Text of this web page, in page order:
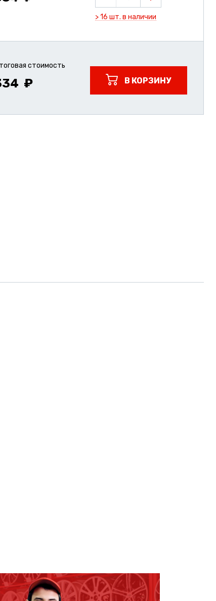
> 16 шт. в наличии
стоимость
В КОРЗИНУ